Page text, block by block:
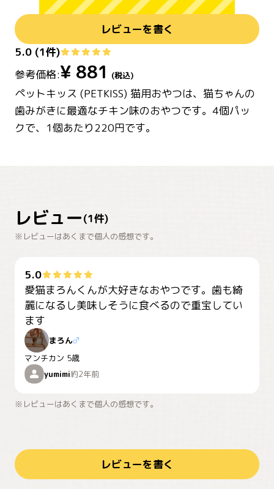
レビューを書く
5.0 (1件)
参考価格:¥ 881 (税込)
ペットキッス (PETKISS) 猫用おやつは、猫ちゃんの
歯みがきに最適なチキン味のおやつです。4個パッ
クで、1個あたり220円です。
レビュー(1件)
※レビューはあくまで個人の感想です。
5.0
愛猫まろんくんが大好きなおやつです。歯も綺
麗になるし美味しそうに食べるので重宝してい
ます
まろん♂
マンチカン 5歳
yumimi約2年前
※レビューはあくまで個人の感想です。
レビューを書く